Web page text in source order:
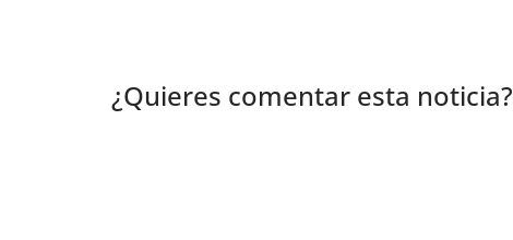
¿Quieres comentar esta noticia?